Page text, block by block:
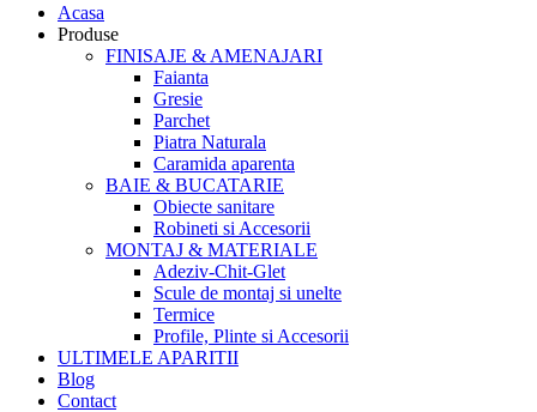
Acasa
Produse
FINISAJE & AMENAJARI
Faianta
Gresie
Parchet
Piatra Naturala
Caramida aparenta
BAIE & BUCATARIE
Obiecte sanitare
Robineti si Accesorii
MONTAJ & MATERIALE
Adeziv-Chit-Glet
Scule de montaj si unelte
Termice
Profile, Plinte si Accesorii
ULTIMELE APARITII
Blog
Contact